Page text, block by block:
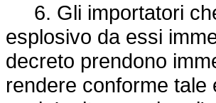
6. Gli importatori
esplosivo da essi
decreto prendono
rendere conforme